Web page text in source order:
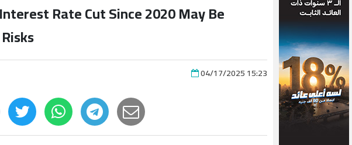
Rate Cut Since 2020 May Be
04/17/2025 15:23